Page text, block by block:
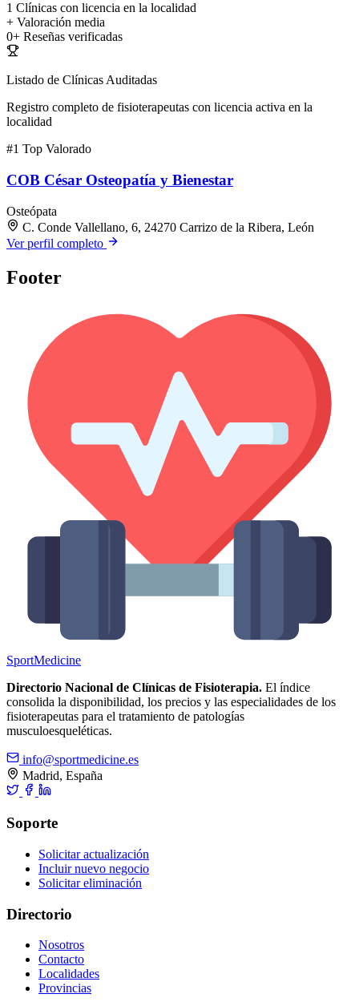
1 Clínicas con licencia en la localidad
+ Valoración media
0+ Reseñas verificadas
Listado de Clínicas Auditadas
Registro completo de fisioterapeutas con licencia activa en la
localidad
#1 Top Valorado
COB César Osteopatía y Bienestar
Osteópata
C. Conde Vallellano, 6, 24270 Carrizo de la Ribera, León
Ver perfil completo
Footer
SportMedicine
Directorio Nacional de Clínicas de Fisioterapia. El índice
consolida la disponibilidad, los precios y las especialidades de los
fisioterapeutas para el tratamiento de patologías
musculoesqueléticas.
info@sportmedicine.es
Madrid, España
Soporte
Solicitar actualización
Incluir nuevo negocio
Solicitar eliminación
Directorio
Nosotros
Contacto
Localidades
Provincias